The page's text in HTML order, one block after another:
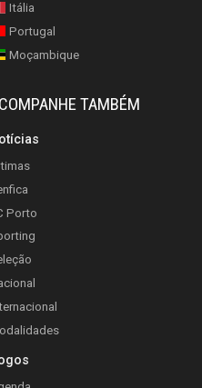
Itália
Portugal
Moçambique
TAMBÉM
Porto